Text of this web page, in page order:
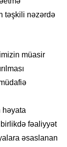
təşkili nəzərdə
müasir
həyata
fəaliyyət
əsaslanan